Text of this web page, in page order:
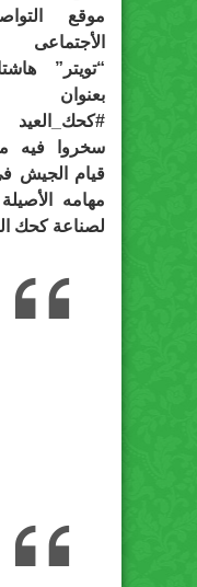
موقع
الأجتماعى
“تويتر”
بعنوان
سخروا فيه
قيام الجيش
مهامه
لصناعة كحك